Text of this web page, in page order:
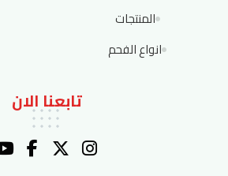
المنتجات
انواع الفحم
تابعنا الان